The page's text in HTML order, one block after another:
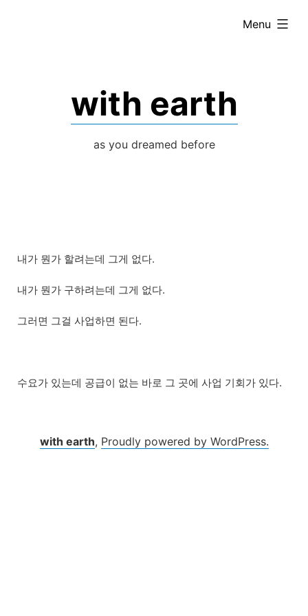
with earth
as you dreamed before
Menu
expanded
내가 뭔가 할려는데 그게 없다.
내가 뭔가 구하려는데 그게 없다.
그러면 그걸 사업하면 된다.
수요가 있는데 공급이 없는 바로 그 곳에 사업 기회가 있다.
with earth, Proudly powered by WordPress.